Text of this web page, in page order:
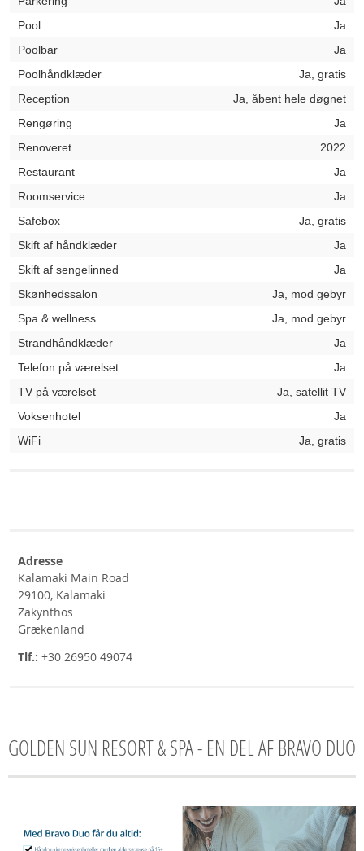
Pool
Ja
Poolbar
Ja
Poolhåndklæder
Ja, gratis
Reception
Ja, åbent hele døgnet
Rengøring
Ja
Renoveret
2022
Restaurant
Ja
Roomservice
Ja
Safebox
Ja, gratis
Skift af håndklæder
Ja
Skift af sengelinned
Ja
Skønhedssalon
Ja, mod gebyr
Spa & wellness
Ja, mod gebyr
Strandhåndklæder
Ja
Telefon på værelset
Ja
TV på værelset
Ja, satellit TV
Voksenhotel
Ja
WiFi
Ja, gratis
Adresse
Kalamaki Main Road
29100, Kalamaki
Zakynthos
Grækenland
Tlf.: +30 26950 49074
GOLDEN SUN RESORT & SPA - EN DEL AF BRAVO DUO